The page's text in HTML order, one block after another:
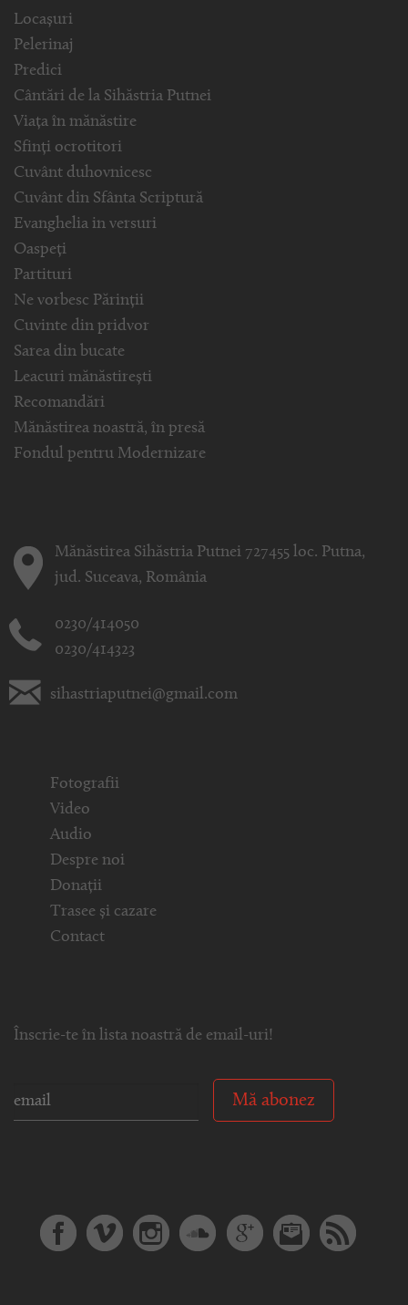
Locașuri
Pelerinaj
Predici
Cântări de la Sihăstria Putnei
Viața în mănăstire
Sfinți ocrotitori
Cuvânt duhovnicesc
Cuvânt din Sfânta Scriptură
Evanghelia in versuri
Oaspeți
Partituri
Ne vorbesc Părinții
Cuvinte din pridvor
Sarea din bucate
Leacuri mănăstirești
Recomandări
Mănăstirea noastră, în presă
Fondul pentru Modernizare
Mănăstirea Sihăstria Putnei 727455 loc. Putna,
jud. Suceava, România
0230/414050
0230/414323
sihastriaputnei@gmail.com
Fotografii
Video
Audio
Despre noi
Donații
Trasee și cazare
Contact
Înscrie-te în lista noastră de email-uri!
Mă abonez